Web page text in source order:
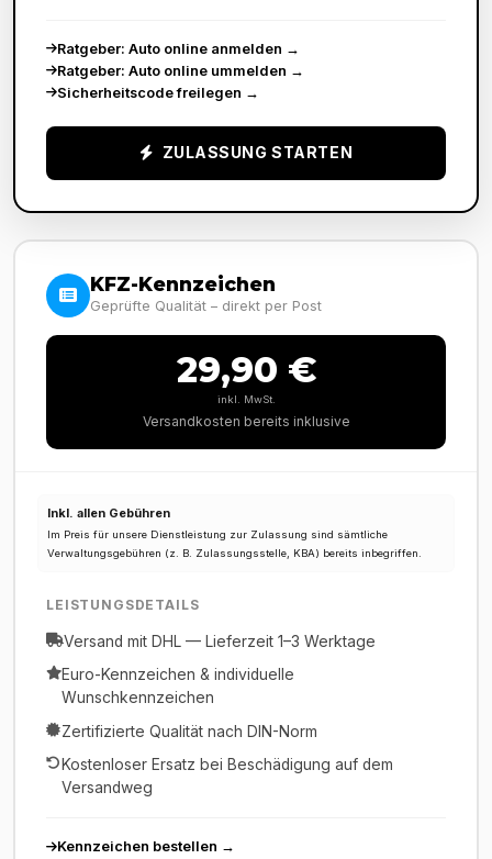
Ratgeber: Auto online anmelden →
Ratgeber: Auto online ummelden →
Sicherheitscode freilegen →
ZULASSUNG STARTEN
KFZ-Kennzeichen
Geprüfte Qualität – direkt per Post
29,90 €
inkl. MwSt.
Versandkosten bereits inklusive
Inkl. allen Gebühren
Im Preis für unsere Dienstleistung zur Zulassung sind sämtliche
Verwaltungsgebühren (z. B. Zulassungsstelle, KBA) bereits inbegriffen.
LEISTUNGSDETAILS
Versand mit DHL — Lieferzeit 1–3 Werktage
Euro-Kennzeichen & individuelle
Wunschkennzeichen
Zertifizierte Qualität nach DIN-Norm
Kostenloser Ersatz bei Beschädigung auf dem
Versandweg
Kennzeichen bestellen →